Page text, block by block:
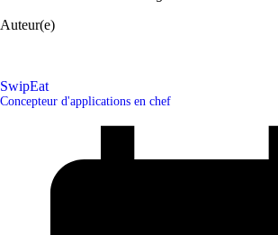
Auteur(e)
SwipEat
Concepteur d'applications en chef